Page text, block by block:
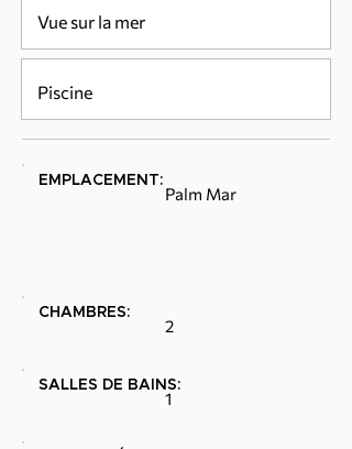
Vue sur la mer
Piscine
EMPLACEMENT:
Palm Mar
CHAMBRES:
2
SALLES DE BAINS:
1